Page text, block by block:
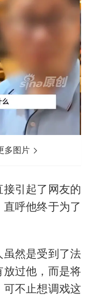
多图片
引起了网友的
呼他终于为了
然是受到了法
过他，而是将
不止想调戏这